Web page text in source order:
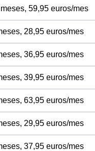
59,95 euros/mes
28,95 euros/mes
36,95 euros/mes
39,95 euros/mes
63,95 euros/mes
29,95 euros/mes
37,95 euros/mes